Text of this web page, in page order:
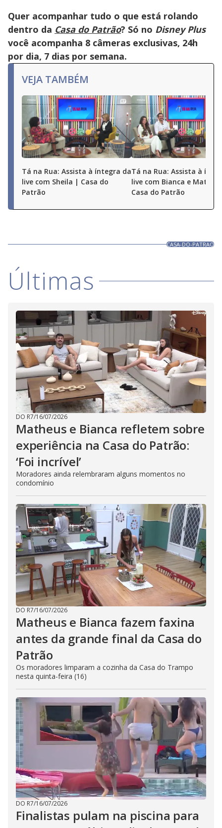
Quer acompanhar tudo o que está rolando
dentro da Casa do Patrão? Só no Disney Plus
você acompanha 8 câmeras exclusivas, 24h
por dia, 7 dias por semana.
VEJA TAMBÉM
Tá na Rua: Assista à íntegra da
live com Sheila | Casa do
Patrão
Tá na Rua: Assista à
live com Bianca e
Casa do Patrão
CASA-DO-PATRAO
Últimas
DO R7/16/07/2026
Matheus e Bianca refletem sobre
experiência na Casa do Patrão:
‘Foi incrível’
Moradores ainda relembraram alguns momentos no
condomínio
DO R7/16/07/2026
Matheus e Bianca fazem faxina
antes da grande final da Casa do
Patrão
Os moradores limparam a cozinha da Casa do Trampo
nesta quinta-feira (16)
DO R7/16/07/2026
Finalistas pulam na piscina para